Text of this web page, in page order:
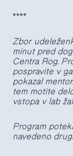
****
Zbor
minut pred
Centra Rog.
pospravite v
pokazal
tem motite
vstopa v lab
Program
navedeno